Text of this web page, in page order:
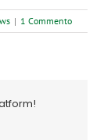
| 1 Commento